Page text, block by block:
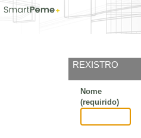
Evento
REXISTRO
Nome
(requirido)